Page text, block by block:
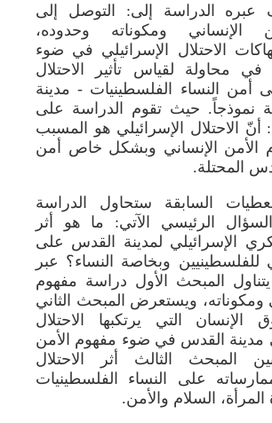
عبره الدراسة إلى: التوصل إلى
الإنساني ومكوناته وحدوده،
الاحتلال الإسرائيلي في ضوء
في محاولة لقياس تأثير الاحتلال
أمن النساء الفلسطينيات - مدينة
نموذجاً. حيث تقوم الدراسة على
أنّ الاحتلال الإسرائيلي هو المسبب
الأمن الإنساني وبشكل خاص أمن
المحتلة.
السابقة ستحاول الدراسة
الرئيسي الآتي: ما هو أثر
الإسرائيلي لمدينة القدس على
للفلسطينيين وبخاصة النساء؟ عبر
المبحث الأول دراسة مفهوم
ومكوناته، ويستعرض المبحث الثاني
الإنسان التي يرتكبها الاحتلال
مدينة القدس في ضوء مفهوم الأمن
المبحث الثالث أثر الاحتلال
على النساء الفلسطينيات
السلام والأمن.